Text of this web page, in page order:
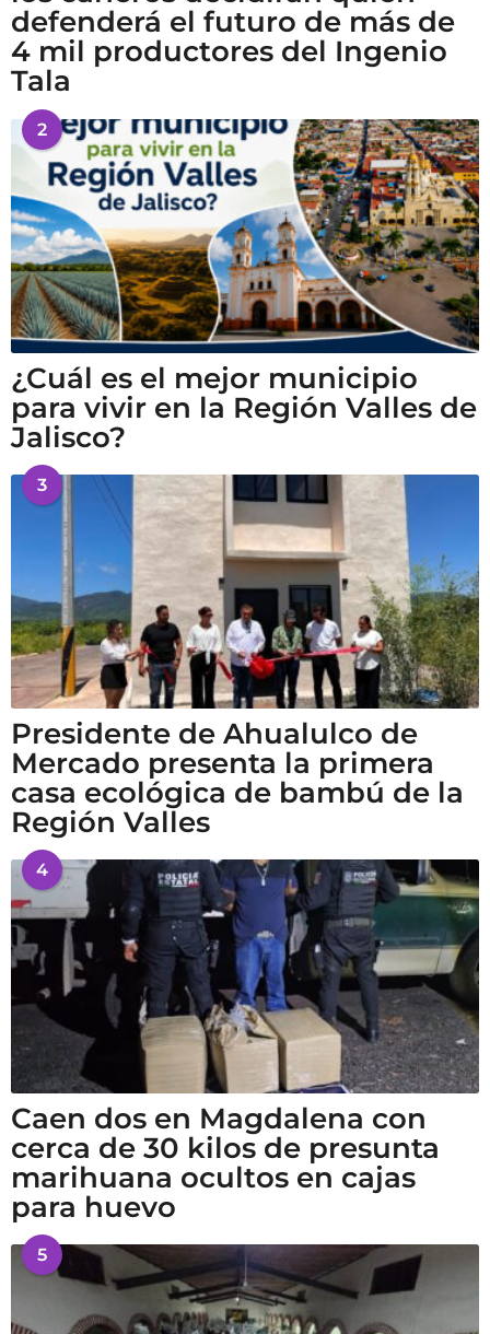
defenderá el futuro de más de
4 mil productores del Ingenio
Tala
2
¿Cuál es el mejor municipio
para vivir en la Región Valles de
Jalisco?
3
Presidente de Ahualulco de
Mercado presenta la primera
casa ecológica de bambú de la
Región Valles
4
Caen dos en Magdalena con
cerca de 30 kilos de presunta
marihuana ocultos en cajas
para huevo
5